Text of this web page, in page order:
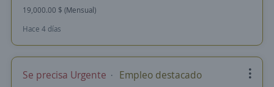
19,000.00 $ (Mensual)
Hace 4 días
Se precisa Urgente Empleo destacado